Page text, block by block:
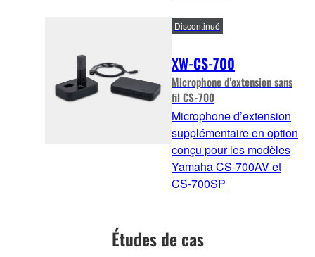
XW-CS-700
Microphone d’extension sans
fil CS-700
Discontinué
Microphone d’extension
supplémentaire en option
conçu pour les modèles
Yamaha CS-700AV et
CS-700SP
Études de cas